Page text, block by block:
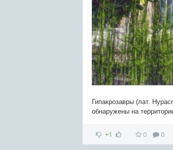
Гипакрозавры (лат.
обнаружены на
+1 0 0